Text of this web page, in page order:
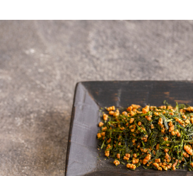
長野 埼玉 大阪 千葉 静岡
新潟 群馬 茨城 栃木
岐阜 愛知 三重 鹿児島 長崎
香川 岡山 広島